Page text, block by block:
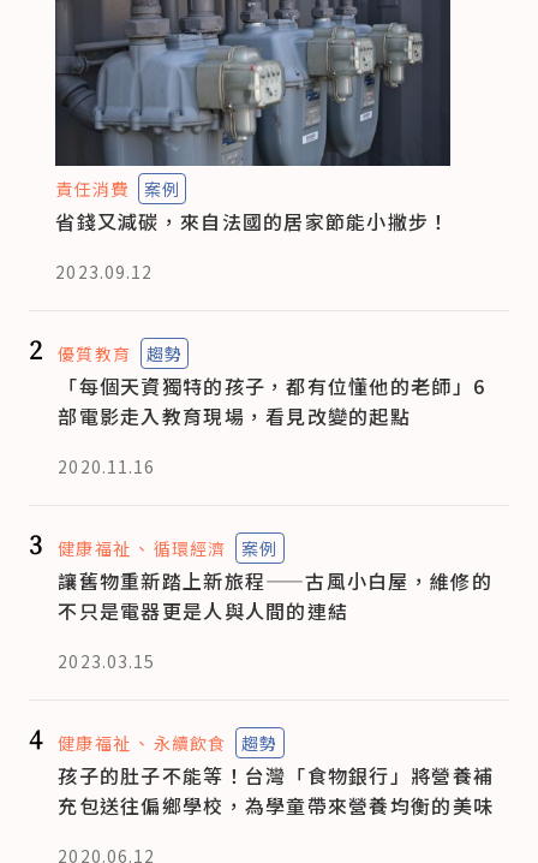
責任消費 案例
省錢又減碳，來自法國的居家節能小撇步！
2023.09.12
2 優質教育 趨勢
「每個天資獨特的孩子，都有位懂他的老師」6
部電影走入教育現場，看見改變的起點
2020.11.16
3 健康福祉 循環經濟 案例
讓舊物重新踏上新旅程——古風小白屋，維修的
不只是電器更是人與人間的連結
2023.03.15
4 健康福祉 永續飲食 趨勢
孩子的肚子不能等！台灣「食物銀行」將營養補
充包送往偏鄉學校，為學童帶來營養均衡的美味
2020.06.12